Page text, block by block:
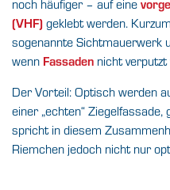
noch häufiger – auf eine
(VHF) geklebt werden.
sogenannte Sichtmauerwerk
wenn Fassaden nicht
Der Vorteil: Optisch werden
einer „echten“
spricht in diesem
Riemchen jedoch nicht nur